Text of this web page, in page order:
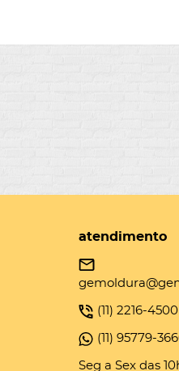
atendimento
(11) 2216-4500
(11) 95779-
Seg a Sex das